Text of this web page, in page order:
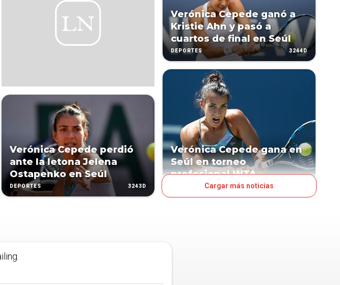
Verónica Cepede perdió
ante la letona Jelena
Ostapenko en Seúl
DEPORTES 3243D
Verónica Cepede ganó a
Kristie Ahn y pasó a
cuartos de final en Seúl
DEPORTES 3244D
Verónica Cepede gana en
Seúl en torneo
profesional WTA
Cargar más noticias